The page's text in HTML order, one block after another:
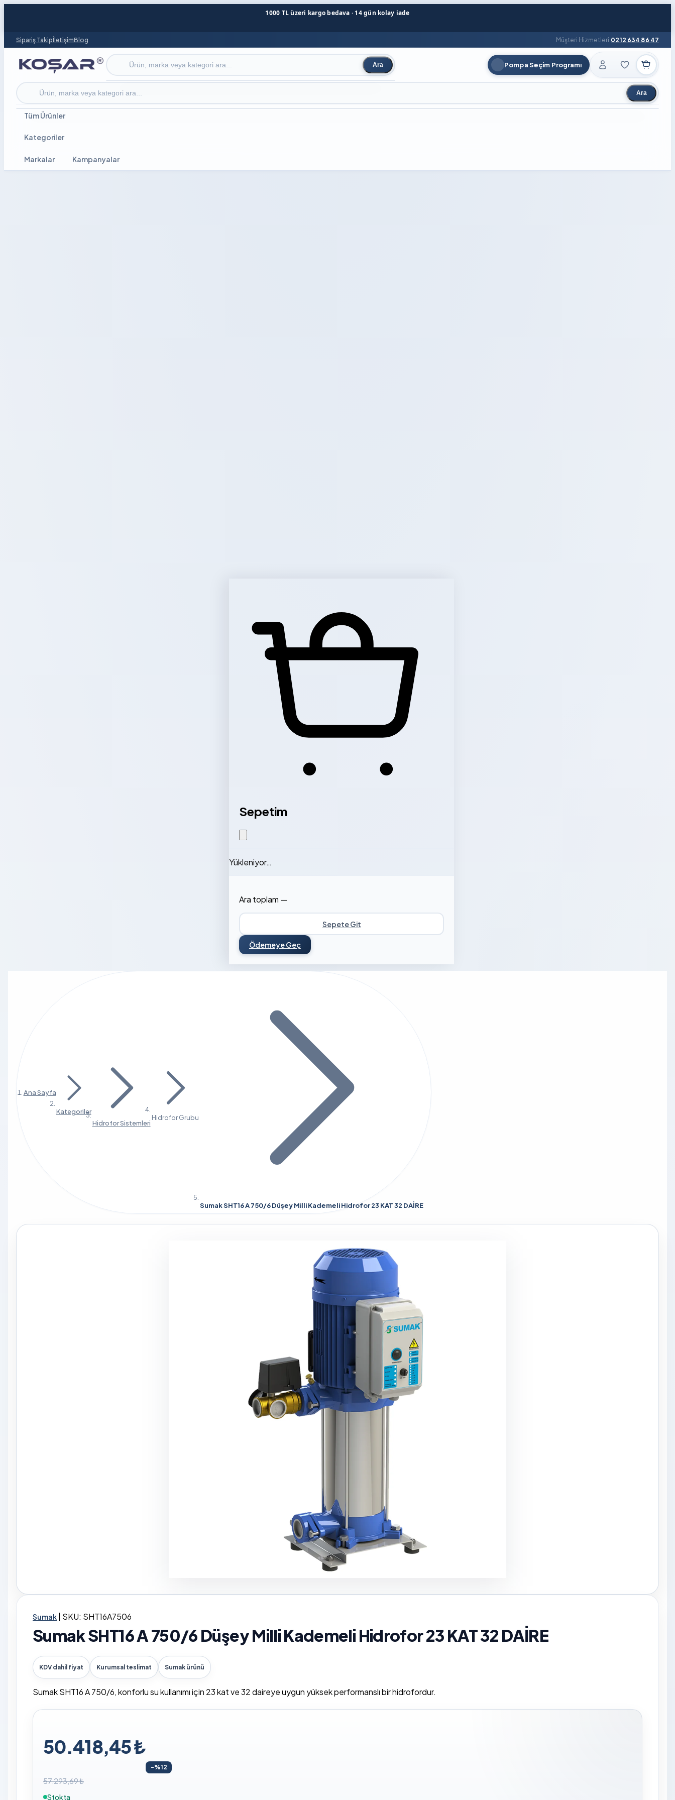
1000 TL üzeri kargo bedava · 14 gün kolay iade
Sipariş TakipİletişimBlog Müşteri Hizmetleri:0212 634 86 47
Ürün ara Ara Pompa Seçim Programı
Ürün ara Ara
Tüm Ürünler
Kategoriler
Markalar Kampanyalar
Sepetim
Yükleniyor…
Ara toplam —
Sepete Git
Ödemeye Geç
Ana Sayfa
Kategoriler
Hidrofor Sistemleri
Hidrofor Grubu
Sumak SHT16 A 750/6 Düşey Milli Kademeli Hidrofor 23 KAT 32 DAİRE
Sumak SKU: SHT16A7506
Sumak SHT16 A 750/6 Düşey Milli Kademeli Hidrofor 23 KAT 32 DAİRE
KDV dahil fiyat Kurumsal teslimat Sumak ürünü
Sumak SHT16 A 750/6, konforlu su kullanımı için 23 kat ve 32 daireye uygun yüksek performanslı bir hidrofordur.
50.418,45 ₺
-%12
57.293,69 ₺
Stokta